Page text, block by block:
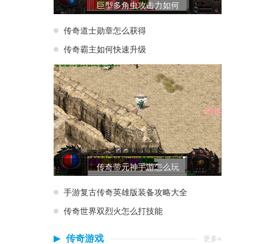
巨型多角虫攻击力如何
传奇道士勋章怎么获得
传奇霸主如何快速升级
传奇带元神手游怎么玩
手游复古传奇英雄版装备攻略大全
传奇世界双烈火怎么打技能
传奇游戏 更多»